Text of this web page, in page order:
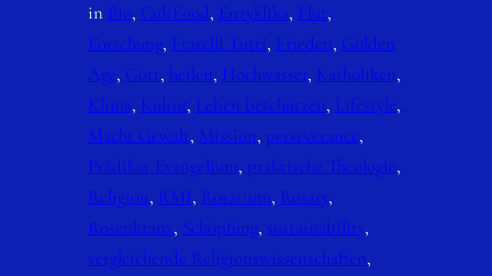
in Bio, CultFood, Enzyklika, Flut
Forschung, Fratelli Tutti, Frieden, Golden
Age, Gott, heilen, Hochwasser, Katholiken
Klima, Kultur, Leben beschützen, Lifestyle
Macht Gewalt, Mission, perseverance
Prädikat Evangelium, praktische Theologie
Religion, RMI, Rosarium, Rosary
Rosenkranz, Schöpfung, sustainability
vergleichende Religionswissenschaften